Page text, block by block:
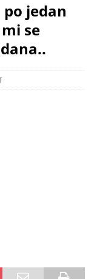
jedan
se